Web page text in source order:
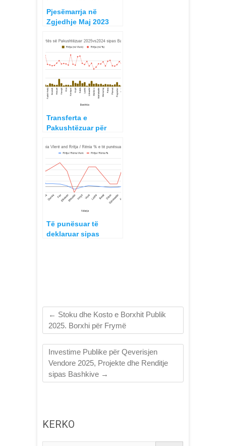
Pjesëmarrja në
Zgjedhje Maj 2023
Pjesëmarrje 2005 –
Transferta e
Pakushtëzuar për
i Shtetit për vitin 2025
Të punësuar të
deklaruar sipas
← Stoku dhe Kosto e Borxhit Publik
2025. Borxhi për Frymë
Investime Publike për Qeverisjen
Vendore 2025, Projekte dhe Renditje
sipas Bashkive →
KERKO